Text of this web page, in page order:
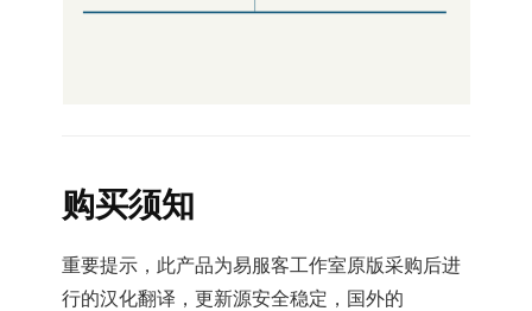
购买须知
重要提示，此产品为易服客工作室原版采购后进
行的汉化翻译，更新源安全稳定，国外的